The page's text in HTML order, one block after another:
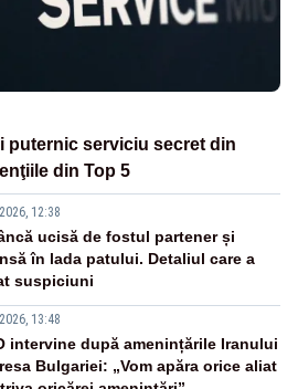
puternic serviciu secret din
din Top 5
12:38
ucisă de fostul partener și
în lada patului. Detaliul care a
suspiciuni
13:48
intervine după amenințările Iranului
Bulgariei: „Vom apăra orice aliat